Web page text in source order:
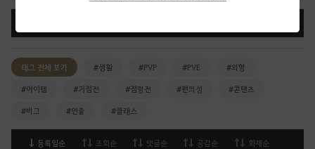
태그 전체 보기 #생활 #PVP #PVE #외형
#아이템 #거점전 #점령전 #편의성 #콘텐츠
#버그 #연출 #클래스
등록일순 조회순 댓글순 공감순 화제순